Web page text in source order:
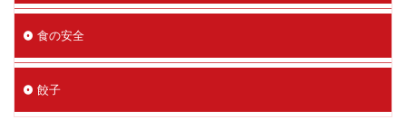
食の安全
餃子